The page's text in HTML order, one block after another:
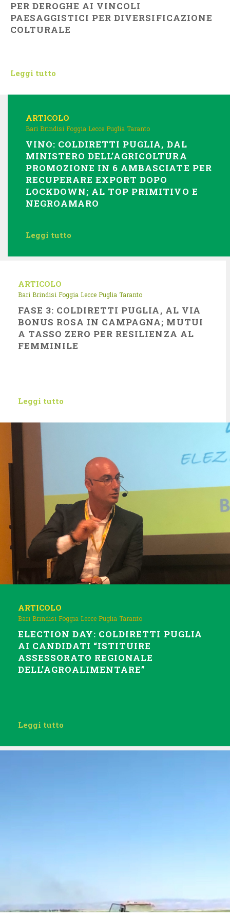
PER DEROGHE AI VINCOLI
PAESAGGISTICI PER DIVERSIFICAZIONE
COLTURALE
Leggi tutto
ARTICOLO
Bari Brindisi Foggia Lecce Puglia Taranto
VINO: COLDIRETTI PUGLIA, DAL
MINISTERO DELL’AGRICOLTURA
PROMOZIONE IN 6 AMBASCIATE PER
RECUPERARE EXPORT DOPO
LOCKDOWN; AL TOP PRIMITIVO E
NEGROAMARO
Leggi tutto
ARTICOLO
Bari Brindisi Foggia Lecce Puglia Taranto
FASE 3: COLDIRETTI PUGLIA, AL VIA
BONUS ROSA IN CAMPAGNA; MUTUI
A TASSO ZERO PER RESILIENZA AL
FEMMINILE
Leggi tutto
ARTICOLO
Bari Brindisi Foggia Lecce Puglia Taranto
ELECTION DAY: COLDIRETTI PUGLIA
AI CANDIDATI “ISTITUIRE
ASSESSORATO REGIONALE
DELL’AGROALIMENTARE”
Leggi tutto